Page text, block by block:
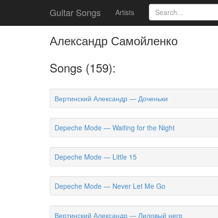
Guitar Songs Artists
Александр Самойленко
Songs (159):
Вертинский Александр — Доченьки
Depeche Mode — Waiting for the Night
Depeche Mode — Little 15
Depeche Mode — Never Let Me Go
Вертинский Александр — Лиловый негр